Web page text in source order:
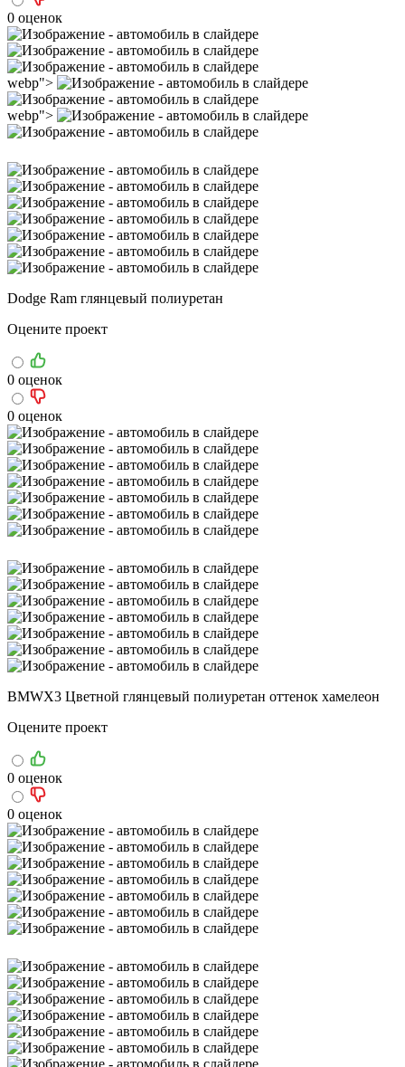
0 оценок
webp">
webp">
Dodge Ram глянцевый полиуретан
Оцените проект
0 оценок
0 оценок
BMWX3 Цветной глянцевый полиуретан оттенок хамелеон
Оцените проект
0 оценок
0 оценок